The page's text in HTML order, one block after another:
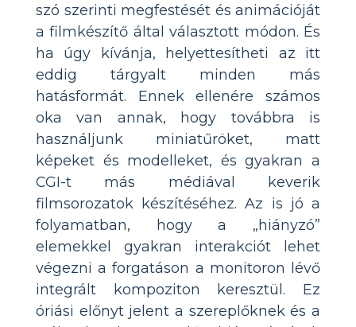
szó szerinti megfestését és animációját
a filmkészítő által választott módon. És
ha úgy kívánja, helyettesítheti az itt
eddig tárgyalt minden más
hatásformát. Ennek ellenére számos
oka van annak, hogy továbbra is
használjunk miniatűröket, matt
képeket és modelleket, és gyakran a
CGI-t más médiával keverik
filmsorozatok készítéséhez. Az is jó a
folyamatban, hogy a „hiányzó”
elemekkel gyakran interakciót lehet
végezni a forgatáson a monitoron lévő
integrált kompoziton keresztül. Ez
óriási előnyt jelent a szereplőknek és a